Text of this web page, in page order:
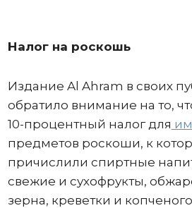
Налог на роскошь
Издание Al Ahram в своих
обратило внимание на то,
10-процентный налог для
предметов роскоши, к
причислили спиртные
свежие и сухофрукты,
зерна, креветки и